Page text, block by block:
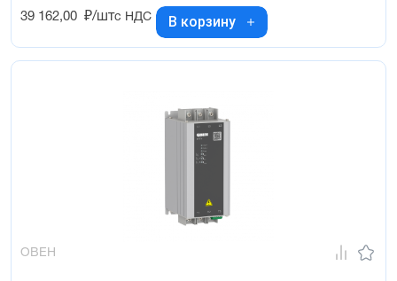
39 162,00 ₽/штс НДС В корзину
ОВЕН